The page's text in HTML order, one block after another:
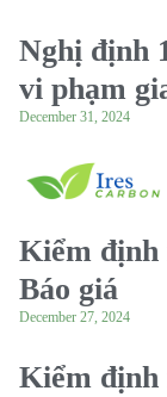
Nghị định
vi phạm
December 31, 2024
Kiểm định
Báo giá
December 27, 2024
Kiểm định